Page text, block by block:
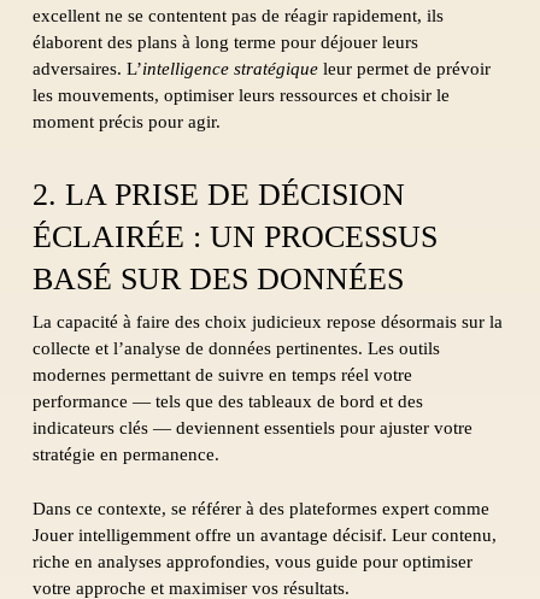
excellent ne se contentent pas de réagir rapidement, ils
élaborent des plans à long terme pour déjouer leurs
adversaires. L’intelligence stratégiqueleur permet de prévoir
les mouvements, optimiser leurs ressources et choisir le
moment précis pour agir.
2. LA PRISE DE DÉCISION
ÉCLAIRÉE : UN PROCESSUS
BASÉ SUR DES DONNÉES
La capacité à faire des choix judicieux repose désormais sur la
collecte et l’analyse de données pertinentes. Les outils
modernes permettant de suivre en temps réel votre
performance — tels que des tableaux de bord et des
indicateurs clés — deviennent essentiels pour ajuster votre
stratégie en permanence.
Dans ce contexte, se référer à des plateformes expert comme
Jouer intelligemment offre un avantage décisif. Leur contenu,
riche en analyses approfondies, vous guide pour optimiser
votre approche et maximiser vos résultats.